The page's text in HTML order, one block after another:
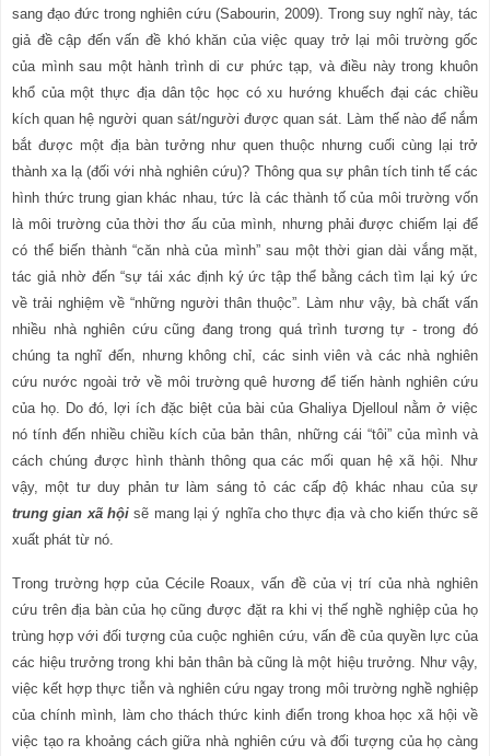
sang đạo đức trong nghiên cứu (Sabourin, 2009). Trong suy nghĩ này, tác
giả đề cập đến vấn đề khó khăn của việc quay trở lại môi trường gốc
của mình sau một hành trình di cư phức tạp, và điều này trong khuôn
khổ của một thực địa dân tộc học có xu hướng khuếch đại các chiều
kích quan hệ người quan sát/người được quan sát. Làm thế nào để nắm
bắt được một địa bàn tưởng như quen thuộc nhưng cuối cùng lại trở
thành xa lạ (đối với nhà nghiên cứu)? Thông qua sự phân tích tinh tế các
hình thức trung gian khác nhau, tức là các thành tố của môi trường vốn
là môi trường của thời thơ ấu của mình, nhưng phải được chiếm lại để
có thể biến thành “căn nhà của mình” sau một thời gian dài vắng mặt,
tác giả nhờ đến “sự tái xác định ký ức tập thể bằng cách tìm lại ký ức
về trải nghiệm về “những người thân thuộc”. Làm như vậy, bà chất vấn
nhiều nhà nghiên cứu cũng đang trong quá trình tương tự - trong đó
chúng ta nghĩ đến, nhưng không chỉ, các sinh viên và các nhà nghiên
cứu nước ngoài trở về môi trường quê hương để tiến hành nghiên cứu
của họ. Do đó, lợi ích đặc biệt của bài của Ghaliya Djelloul nằm ở việc
nó tính đến nhiều chiều kích của bản thân, những cái “tôi” của mình và
cách chúng được hình thành thông qua các mối quan hệ xã hội. Như
vậy, một tư duy phản tư làm sáng tỏ các cấp độ khác nhau của sự
trung gian xã hộisẽ mang lại ý nghĩa cho thực địa và cho kiến thức sẽ
xuất phát từ nó.
Trong trường hợp của Cécile Roaux, vấn đề của vị trí của nhà nghiên
cứu trên địa bàn của họ cũng được đặt ra khi vị thế nghề nghiệp của họ
trùng hợp với đối tượng của cuộc nghiên cứu, vấn đề của quyền lực của
các hiệu trưởng trong khi bản thân bà cũng là một hiệu trưởng. Như vậy,
việc kết hợp thực tiễn và nghiên cứu ngay trong môi trường nghề nghiệp
của chính mình, làm cho thách thức kinh điển trong khoa học xã hội về
việc tạo ra khoảng cách giữa nhà nghiên cứu và đối tượng của họ càng